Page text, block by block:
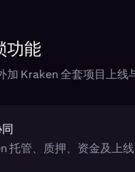
功能
加 Kraken 全套项目上线
托管、质押、资金及上